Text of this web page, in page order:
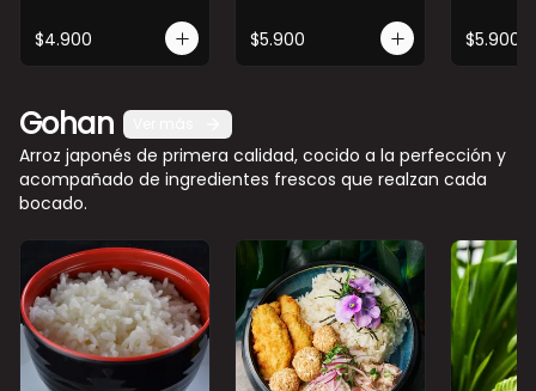
$4.900 $5.900 $5.900
Gohan
Arroz japonés de primera calidad, cocido a la perfección y
acompañado de ingredientes frescos que realzan cada
bocado.